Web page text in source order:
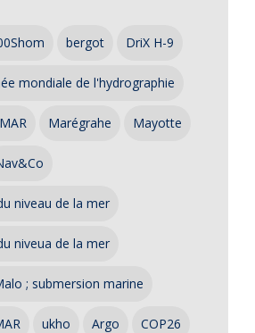
bergot DriX H-9
mondiale de l'hydrographie
Marégrahe Mayotte
niveau de la mer
niveua de la mer
; submersion marine
ukho Argo COP26